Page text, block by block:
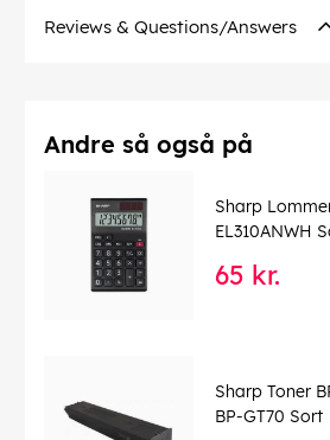
Reviews & Questions/Answers
Andre så også på
Sharp
EL310ANWH
65 kr.
Sharp Toner
BP-GT70 Sort